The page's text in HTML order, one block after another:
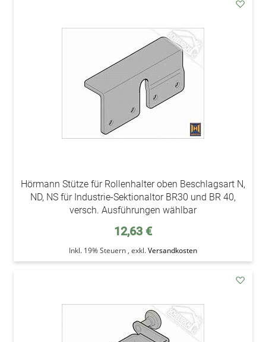
Hörmann Stütze für Rollenhalter oben Beschlagsart N,
ND, NS für Industrie-Sektionaltor BR30 und BR 40,
versch. Ausführungen wählbar
12,63 €
Inkl. 19% Steuern , exkl.Versandkosten